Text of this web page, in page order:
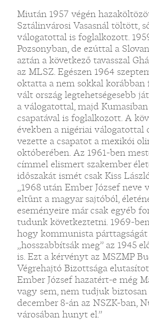
Miután 1957 végén
Sztálinvárosi Vasasnál töltött,
válogatottal is foglalkozott.
Pozsonyban, de ezúttal a
aztán a következő tavasszal
az MLSZ. Egészen 1964
oktatta a nem sokkal korábban
vált ország legtehetségesebb
a válogatottal, majd
csapatával is foglalkozott. A
években a nigériai válogatottal
vezette a csapatot a mexikói
októberében. Az 1961-ben
címmel elismert szakember
időszakát ismét csak Kiss
„1968 után Ember József neve
eltűnt a magyar sajtóból,
eseményeire már csak egyéb
tudunk következtetni. 1969-
hogy kommunista párttagságát
„hosszabbítsák meg” az 1945
is. Ezt a kérvényt az MSZMP
Végrehajtó Bizottsága
Ember József hazatért-e még
vagy sem, nem tudjuk biztosan
december 8-án az NSZK-ban,
városában hunyt el.”